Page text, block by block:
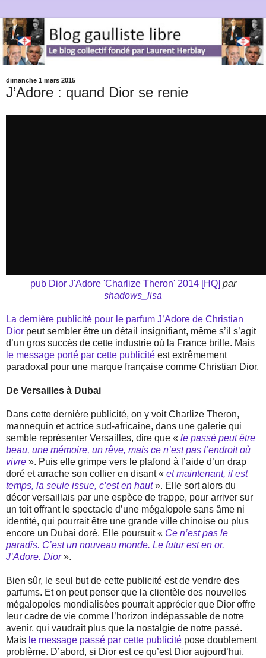
dimanche 1 mars 2015
J’Adore : quand Dior se renie
pub Dior J'Adore 'Charlize Theron' 2014 [HQ] par
shadows_lisa
La dernière publicité pour le parfum J’Adore de Christian
Dior peut sembler être un détail insignifiant, même s’il s’agit
d’un gros succès de cette industrie où la France brille. Mais
le message porté par cette publicité est extrêmement
paradoxal pour une marque française comme Christian Dior.
De Versailles à Dubai
Dans cette dernière publicité, on y voit Charlize Theron,
mannequin et actrice sud-africaine, dans une galerie qui
semble représenter Versailles, dire que « le passé peut être
beau, une mémoire, un rêve, mais ce n’est pas l’endroit où
vivre ». Puis elle grimpe vers le plafond à l’aide d’un drap
doré et arrache son collier en disant « et maintenant, il est
temps, la seule issue, c’est en haut». Elle sort alors du
décor versaillais par une espèce de trappe, pour arriver sur
un toit offrant le spectacle d’une mégalopole sans âme ni
identité, qui pourrait être une grande ville chinoise ou plus
encore un Dubai doré. Elle poursuit « Ce n’est pas le
paradis. C’est un nouveau monde. Le futur est en or.
J’Adore. Dior».
Bien sûr, le seul but de cette publicité est de vendre des
parfums. Et on peut penser que la clientèle des nouvelles
mégalopoles mondialisées pourrait apprécier que Dior offre
leur cadre de vie comme l’horizon indépassable de notre
avenir, qui vaudrait plus que la nostalgie de notre passé.
Mais le message passé par cette publicité pose doublement
problème. D’abord, si Dior est ce qu’est Dior aujourd’hui,